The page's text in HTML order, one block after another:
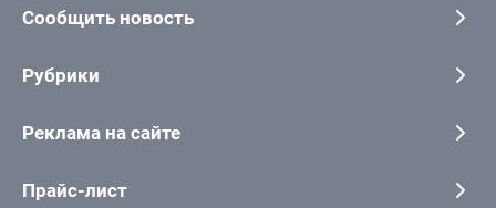
Сообщить новость
Рубрики
Реклама на сайте
Прайс-лист